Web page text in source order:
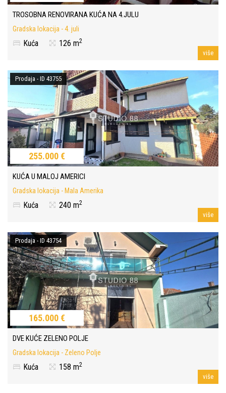
TROSOBNA RENOVIRANA KUĆA NA 4.JULU
Gradska lokacija - 4. juli
Kuća 126 m2
više
Prodaja - ID 43755
255.000 €
KUĆA U MALOJ AMERICI
Gradska lokacija - Mala Amerika
Kuća 240 m2
više
Prodaja - ID 43754
165.000 €
DVE KUĆE ZELENO POLJE
Gradska lokacija - Zeleno Polje
Kuća 158 m2
više